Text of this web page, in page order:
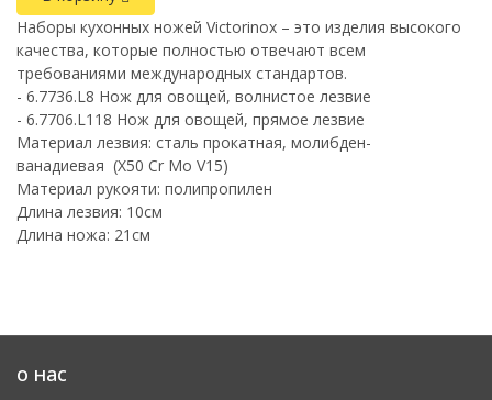
Наборы кухонных ножей Victorinox – это изделия высокого
качества, которые полностью отвечают всем
требованиями международных стандартов.
- 6.7736.L8 Нож для овощей, волнистое лезвие
- 6.7706.L118 Нож для овощей, прямое лезвие
Материал лезвия: cталь прокатная, молибден-
ванадиевая (X50 Cr Mo V15)
Материал рукояти: полипропилен
Длина лезвия: 10см
Длина ножа: 21см
о нас